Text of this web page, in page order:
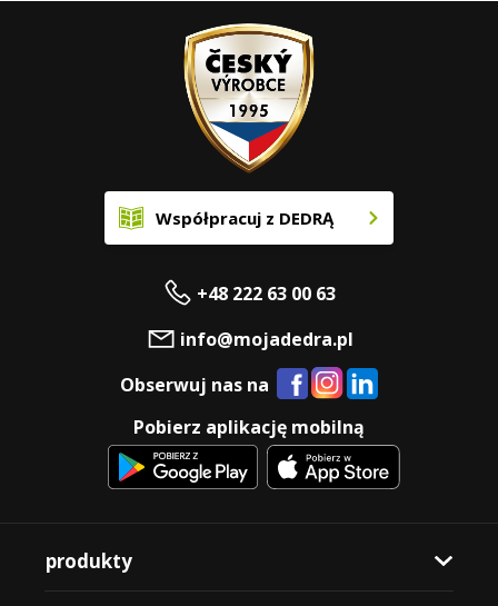
Współpracuj z DEDRĄ
+48 222 63 00 63
info@mojadedra.pl
Obserwuj nas na
Pobierz aplikację mobilną
produkty